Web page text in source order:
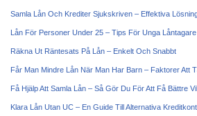
Samla Lån Och Krediter Sjukskriven – Effektiva
Lån För Personer Under 25 – Tips För Unga Låntagare
Räkna Ut Räntesats På Lån – Enkelt Och Snabbt
Får Man Mindre Lån När Man Har Barn – Faktorer Att
Få Hjälp Att Samla Lån – Så Gör Du För Att Få Bättre
Klara Lån Utan UC – En Guide Till Alternativa